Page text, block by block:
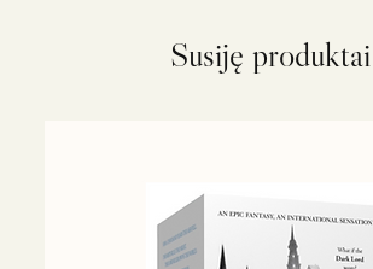
Susiję produktai